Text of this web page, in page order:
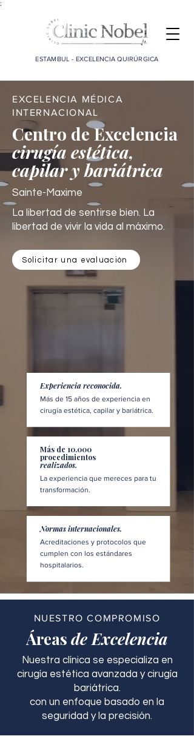
;
ESTAMBUL - EXCELENCIA QUIRÚRGICA
EXCELENCIA MÉDICA
INTERNACIONAL
Centro de Excelencia
cirugía estética,
capilar y bariátrica
Sainte-Maxime
La libertad de sentirse bien. La
libertad de vivir la vida al máximo.
Solicitar una evaluación
Experiencia reconocida.
Más de 15 años de experiencia en
cirugía estética, capilar y bariátrica.
Más de 10.000
procedimientos
realizados.
La experiencia que mereces para tu
transformación.
Normas internacionales.
Acreditaciones y protocolos que
cumplen con los estándares
hospitalarios.
NUESTRO COMPROMISO
Áreas de Excelencia
Nuestra clínica se especializa en
cirugía estética avanzada y cirugía
bariátrica.
con un enfoque basado en la
seguridad y la precisión.